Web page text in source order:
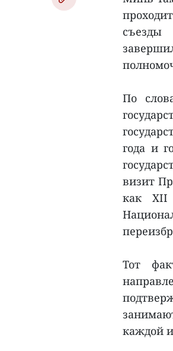
По
года и
визит
как XII
Тот
каждой